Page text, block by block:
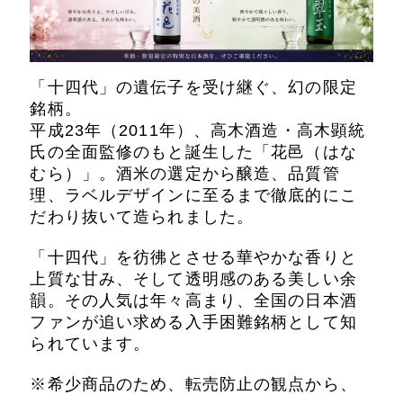
「十四代」の遺伝子を受け継ぐ、幻の限定
銘柄。
平成23年（2011年）、高木酒造・高木顕統
氏の全面監修のもと誕生した「花邑（はな
むら）」。酒米の選定から醸造、品質管
理、ラベルデザインに至るまで徹底的にこ
だわり抜いて造られました。
「十四代」を彷彿とさせる華やかな香りと
上質な甘み、そして透明感のある美しい余
韻。その人気は年々高まり、全国の日本酒
ファンが追い求める入手困難銘柄として知
られています。
※希少商品のため、転売防止の観点から、